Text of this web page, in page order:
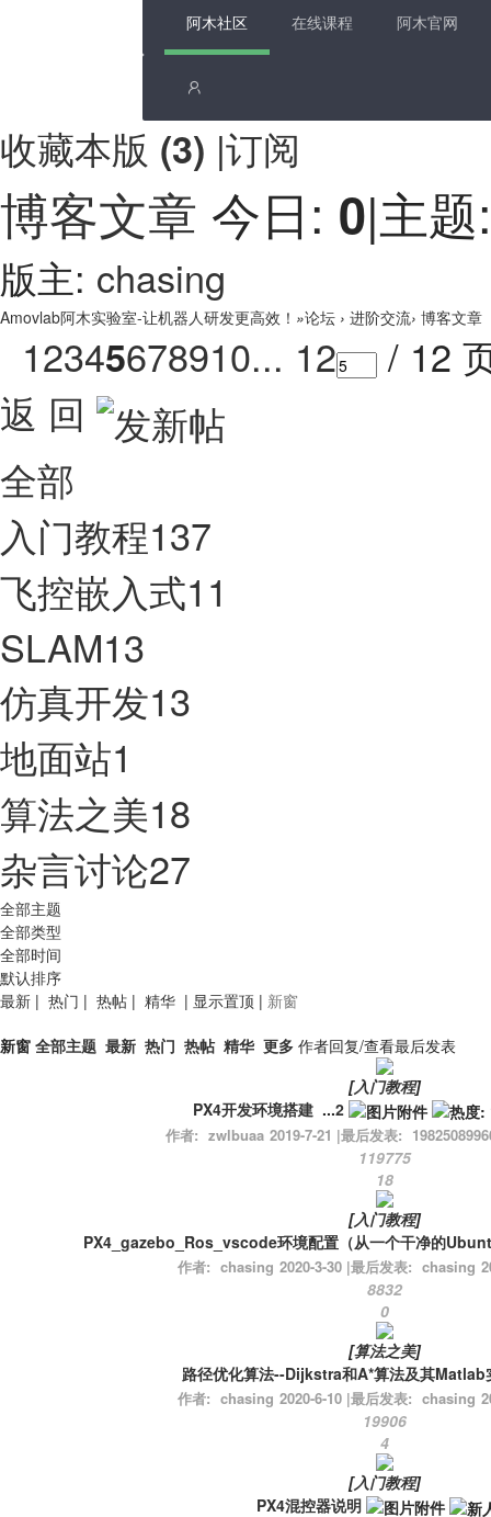
阿木社区 在线课程 阿木官网
收藏本版 (3) |订阅
博客文章 今日: 0|主
版主: chasing
Amovlab阿木实验室-让机器人研发更高效！ »论坛 › 进阶交流› 博客文章
12345678910... 12
/ 12
返 回
全部
入门教程137
飞控嵌入式11
SLAM13
仿真开发13
地面站1
算法之美18
杂言讨论27
全部主题
全部类型
全部时间
默认排序
最新 | 热门 | 热帖 | 精华 | 显示置顶 | 新窗
新窗 全部主题 最新 热门 热帖 精华 更多 作者回复/查看最后发表
[入门教程]
PX4开发环境搭建 ...2
作者: zwlbuaa 2019-7-21 |最后发表:
119775
18
[入门教程]
PX4_gazebo_Ros_vscode环境配置（从一个干净的
作者: chasing 2020-3-30 |最后发表: chasing
8832
0
[算法之美]
路径优化算法--Dijkstra和A*算法及其Matlab
作者: chasing 2020-6-10 |最后发表: chasing
19906
4
[入门教程]
PX4混控器说明